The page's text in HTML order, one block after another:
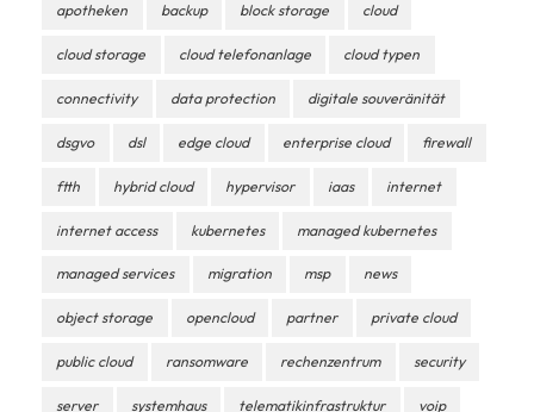
apotheken backup block storage cloud
cloud storage cloud telefonanlage cloud typen
connectivity data protection digitale souveränität
dsgvo dsl edge cloud enterprise cloud firewall
ftth hybrid cloud hypervisor iaas internet
internet access kubernetes managed kubernetes
managed services migration msp news
object storage opencloud partner private cloud
public cloud ransomware rechenzentrum security
server systemhaus telematikinfrastruktur voip